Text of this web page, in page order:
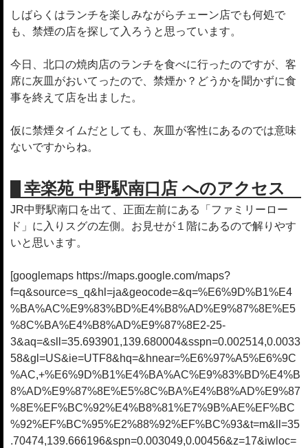
しばらくはランチを楽しみながらチェーン店でも何処で
も、禁煙の店を探して入ろうと思っています。
今日、北口の焼肉店のランチを食べに行ったのですが、客
席に灰皿がおいてったので、禁煙か？どうかを聞かずに食
事を終えて店を出ました。
仮に禁煙タイムだとしても、灰皿が客性にあるのでは意味
ないですからね。
幸楽苑 中野駅南口店 へのアクセス
JR中野駅南口を出て、正面左前にある「ファミリーロー
ド」に入りスグの左側。お見せが１階にあるので解りやす
いと思います。
[googlemaps https://maps.google.com/maps?
f=q&source=s_q&hl=ja&geocode=&q=%E6%9D%B1%E4
%BA%AC%E9%83%BD%E4%B8%AD%E9%87%8E%E5
%8C%BA%E4%B8%AD%E9%87%8E2-25-
3&aq=&sll=35.693901,139.680004&sspn=0.002514,0.0033
58&gl=US&ie=UTF8&hq=&hnear=%E6%97%A5%E6%9C
%AC,+%E6%9D%B1%E4%BA%AC%E9%83%BD%E4%B
8%AD%E9%87%8E%E5%8C%BA%E4%B8%AD%E9%87
%8E%EF%BC%92%E4%B8%81%E7%9B%AE%EF%BC
%92%EF%BC%95%E2%88%92%EF%BC%93&t=m&ll=35
.70474,139.666196&spn=0.003049,0.00456&z=17&iwloc=